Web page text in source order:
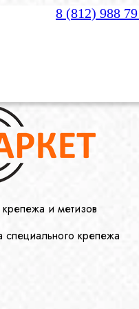
8 (812) 988
и метизов
специального крепежа